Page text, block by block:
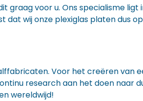
graag voor u. Ons specialisme
wij onze plexiglas platen dus
Voor het creëren van
research aan het doen
wereldwijd!